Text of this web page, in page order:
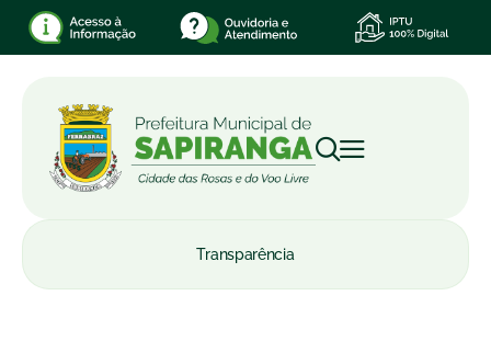
Transparência